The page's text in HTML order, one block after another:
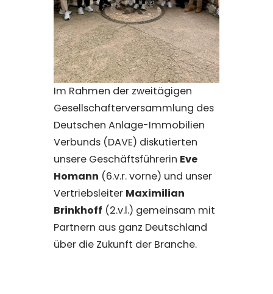
Im Rahmen der zweitägigen
Gesellschafterversammlung des
Deutschen Anlage-Immobilien
Verbunds (DAVE) diskutierten
unsere Geschäftsführerin Eve
Homann (6.v.r. vorne) und unser
Vertriebsleiter Maximilian
Brinkhoff (2.v.l.) gemeinsam mit
Partnern aus ganz Deutschland
über die Zukunft der Branche.